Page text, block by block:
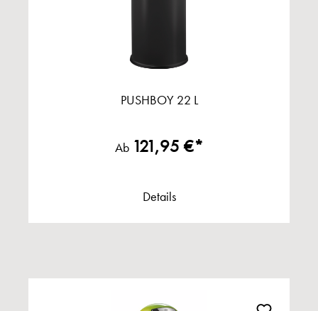
PUSHBOY 22 L
Ab 121,95 €*
Details